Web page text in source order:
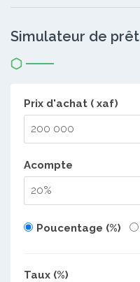
Simulateur de prêt
Prix d'achat ( xaf)
Acompte
Poucentage (%)
Taux (%)